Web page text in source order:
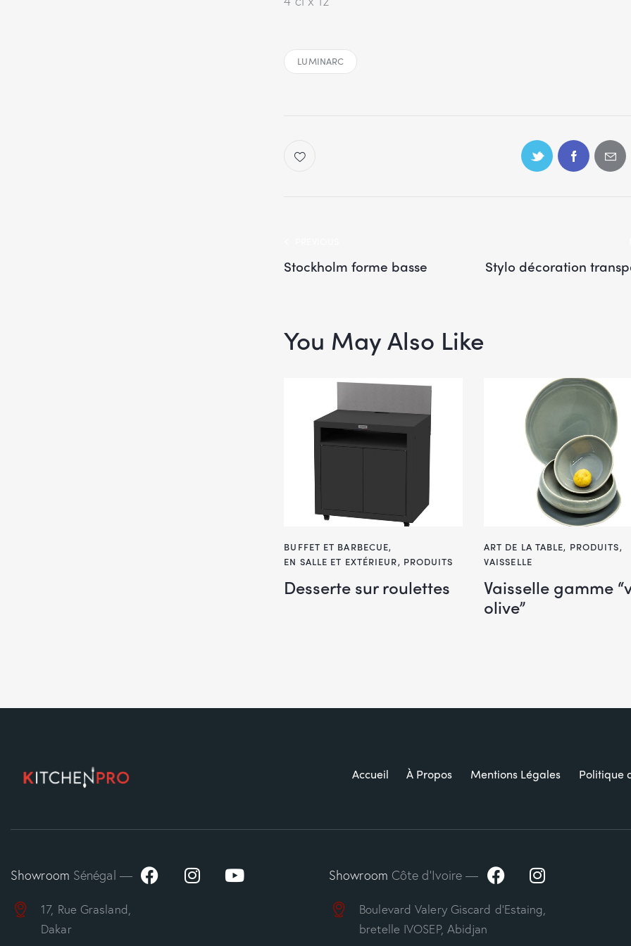
LUMINARC
Stockholm forme basse Stylo décoration
You May Also Like
BUFFET ET BARBECUE,
EN SALLE ET EXTÉRIEUR, PRODUITS
Desserte sur roulettes
ART DE LA TABLE, PRODUITS,
VAISSELLE
Vaisselle gamme
olive”
Accueil À Propos Mentions Légales Politique
Showroom Sénégal —
17, Rue Grasland,
Dakar
Showroom Côte d’Ivoire —
Boulevard Valery Giscard d’Estaing,
bretelle IVOSEP, Abidjan